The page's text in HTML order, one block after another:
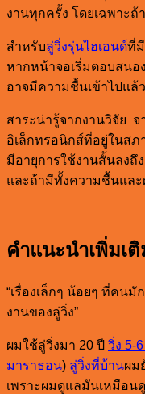
งานทุกครั้ง โดยเฉพาะถ้
สำหรับลู่วิ่งรุ่นไฮเอนด์ที่
หากหน้าจอเริ่มตอบสน
อาจมีความชื้นเข้าไปแล้
สาระน่ารู้จากงานวิจัย
อิเล็กทรอนิกส์ที่อยู่ในสภ
มีอายุการใช้งานสั้นลงถึ
และถ้ามีทั้งความชื้นและ
คำแนะนำเพิ่มเ
“เรื่องเล็กๆ น้อยๆ ที่คน
งานของลู่วิ่ง”
ผมใช้ลู่วิ่งมา 20 ปี วิ่ง 5-
มาราธอน) ลู่วิ่งที่บ้านผม
เพราะผมดูแลมันเหมือน